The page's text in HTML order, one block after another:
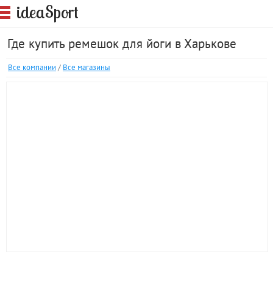
ideaSport
Где купить ремешок для йоги в Харькове
Все компании / Все магазины